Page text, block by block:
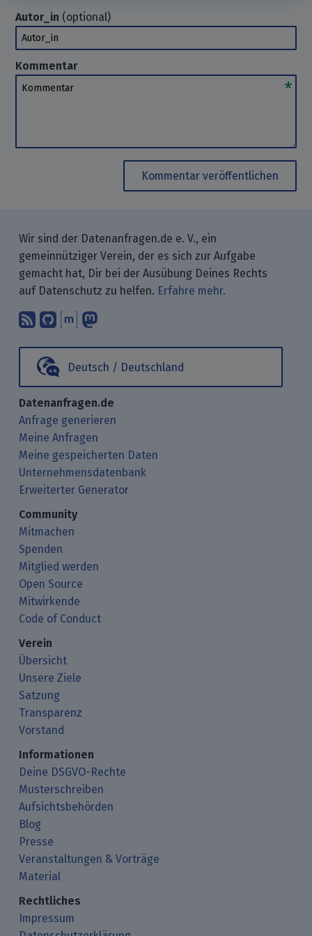
Autor_in (optional)
Autor_in
Kommentar
Kommentar
Kommentar veröffentlichen
Wir sind der Datenanfragen.de e. V., ein
gemeinnütziger Verein, der es sich zur Aufgabe
gemacht hat, Dir bei der Ausübung Deines Rechts
auf Datenschutz zu helfen. Erfahre mehr.
Abonniere unsere Blogbeiträge mit
Finde uns bei GitHub.
Unterhalte Dich mit uns über
Deutsch / Deutschland
Datenanfragen.de
Anfrage generieren
Meine Anfragen
Meine gespeicherten Daten
Unternehmensdatenbank
Erweiterter Generator
Community
Mitmachen
Spenden
Mitglied werden
Open Source
Mitwirkende
Code of Conduct
Verein
Übersicht
Unsere Ziele
Satzung
Transparenz
Vorstand
Informationen
Deine DSGVO-Rechte
Musterschreiben
Aufsichtsbehörden
Blog
Presse
Veranstaltungen & Vorträge
Material
Rechtliches
Impressum